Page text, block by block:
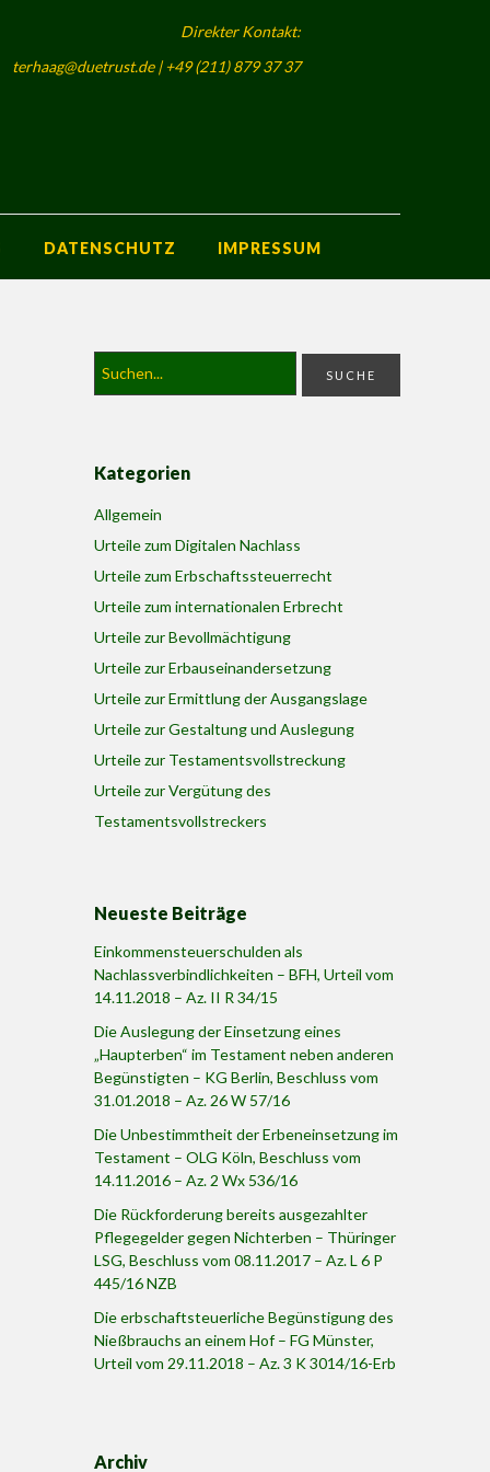
Direkter Kontakt:
terhaag@duetrust.de | +49 (211) 879 37 37
DATENSCHUTZ IMPRESSUM
Kategorien
Allgemein
Urteile zum Digitalen Nachlass
Urteile zum Erbschaftssteuerrecht
Urteile zum internationalen Erbrecht
Urteile zur Bevollmächtigung
Urteile zur Erbauseinandersetzung
Urteile zur Ermittlung der Ausgangslage
Urteile zur Gestaltung und Auslegung
Urteile zur Testamentsvollstreckung
Urteile zur Vergütung des
Testamentsvollstreckers
Neueste Beiträge
Einkommensteuerschulden als
Nachlassverbindlichkeiten – BFH, Urteil vom
14.11.2018 – Az. II R 34/15
Die Auslegung der Einsetzung eines
„Haupterben“ im Testament neben anderen
Begünstigten – KG Berlin, Beschluss vom
31.01.2018 – Az. 26 W 57/16
Die Unbestimmtheit der Erbeneinsetzung im
Testament – OLG Köln, Beschluss vom
14.11.2016 – Az. 2 Wx 536/16
Die Rückforderung bereits ausgezahlter
Pflegegelder gegen Nichterben – Thüringer
LSG, Beschluss vom 08.11.2017 – Az. L 6 P
445/16 NZB
Die erbschaftsteuerliche Begünstigung des
Nießbrauchs an einem Hof – FG Münster,
Urteil vom 29.11.2018 – Az. 3 K 3014/16-Erb
Archiv